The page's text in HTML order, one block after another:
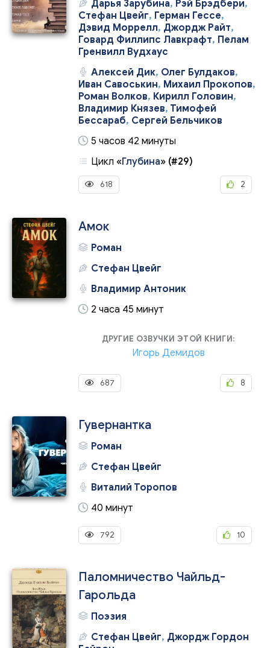
Дарья Зарубина, Рэй Брэдбери,
Стефан Цвейг, Герман Гессе,
Дэвид Моррелл, Джордж Райт,
Говард Филлипс Лавкрафт, Пелам
Гренвилл Вудхаус
Алексей Дик, Олег Булдаков,
Иван Савоськин, Михаил Прокопов,
Роман Волков, Кирилл Головин,
Владимир Князев, Тимофей
Бессараб, Сергей Бельчиков
5 часов 42 минуты
Цикл «Глубина» (#29)
618 2
Амок
Роман
Стефан Цвейг
Владимир Антоник
2 часа 45 минут
ДРУГИЕ ОЗВУЧКИ ЭТОЙ КНИГИ:
Игорь Демидов
687 8
Гувернантка
Роман
Стефан Цвейг
Виталий Торопов
40 минут
792 10
Паломничество Чайльд-
Гарольда
Поэзия
Стефан Цвейг, Джордж Гордон